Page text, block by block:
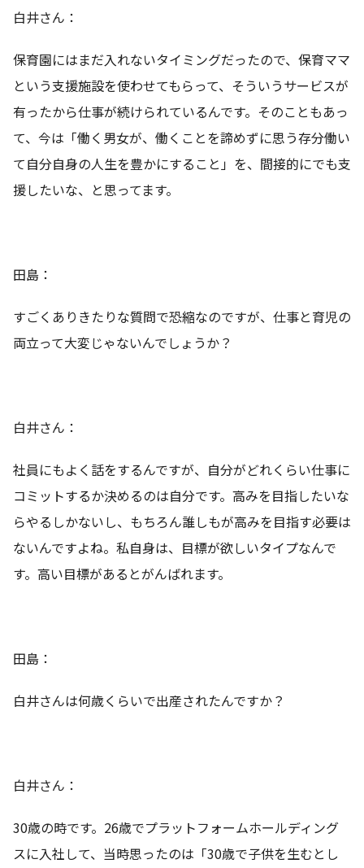
白井さん：
保育園にはまだ入れないタイミングだったので、保育ママ
という支援施設を使わせてもらって、そういうサービスが
有ったから仕事が続けられているんです。そのこともあっ
て、今は「働く男女が、働くことを諦めずに思う存分働い
て自分自身の人生を豊かにすること」を、間接的にでも支
援したいな、と思ってます。
田島：
すごくありきたりな質問で恐縮なのですが、仕事と育児の
両立って大変じゃないんでしょうか？
白井さん：
社員にもよく話をするんですが、自分がどれくらい仕事に
コミットするか決めるのは自分です。高みを目指したいな
らやるしかないし、もちろん誰しもが高みを目指す必要は
ないんですよね。私自身は、目標が欲しいタイプなんで
す。高い目標があるとがんばれます。
田島：
白井さんは何歳くらいで出産されたんですか？
白井さん：
30歳の時です。26歳でプラットフォームホールディング
スに入社して、当時思ったのは「30歳で子供を生むとし